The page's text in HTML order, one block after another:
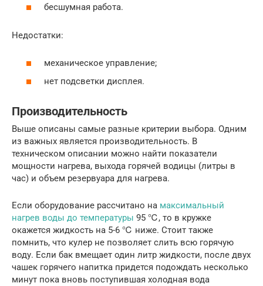
бесшумная работа.
Недостатки:
механическое управление;
нет подсветки дисплея.
Производительность
Выше описаны самые разные критерии выбора. Одним
из важных является производительность. В
техническом описании можно найти показатели
мощности нагрева, выхода горячей водицы (литры в
час) и объем резервуара для нагрева.
Если оборудование рассчитано на максимальный
нагрев воды до температуры 95 ℃, то в кружке
окажется жидкость на 5-6 ℃ ниже. Стоит также
помнить, что кулер не позволяет слить всю горячую
воду. Если бак вмещает один литр жидкости, после двух
чашек горячего напитка придется подождать несколько
минут пока вновь поступившая холодная вода